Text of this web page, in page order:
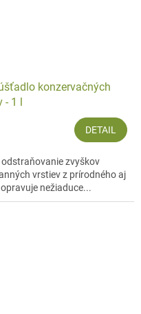
konzervačných
- 1 l
DETAIL
zvyškov
vrstiev z prírodného aj
nežiaduce...